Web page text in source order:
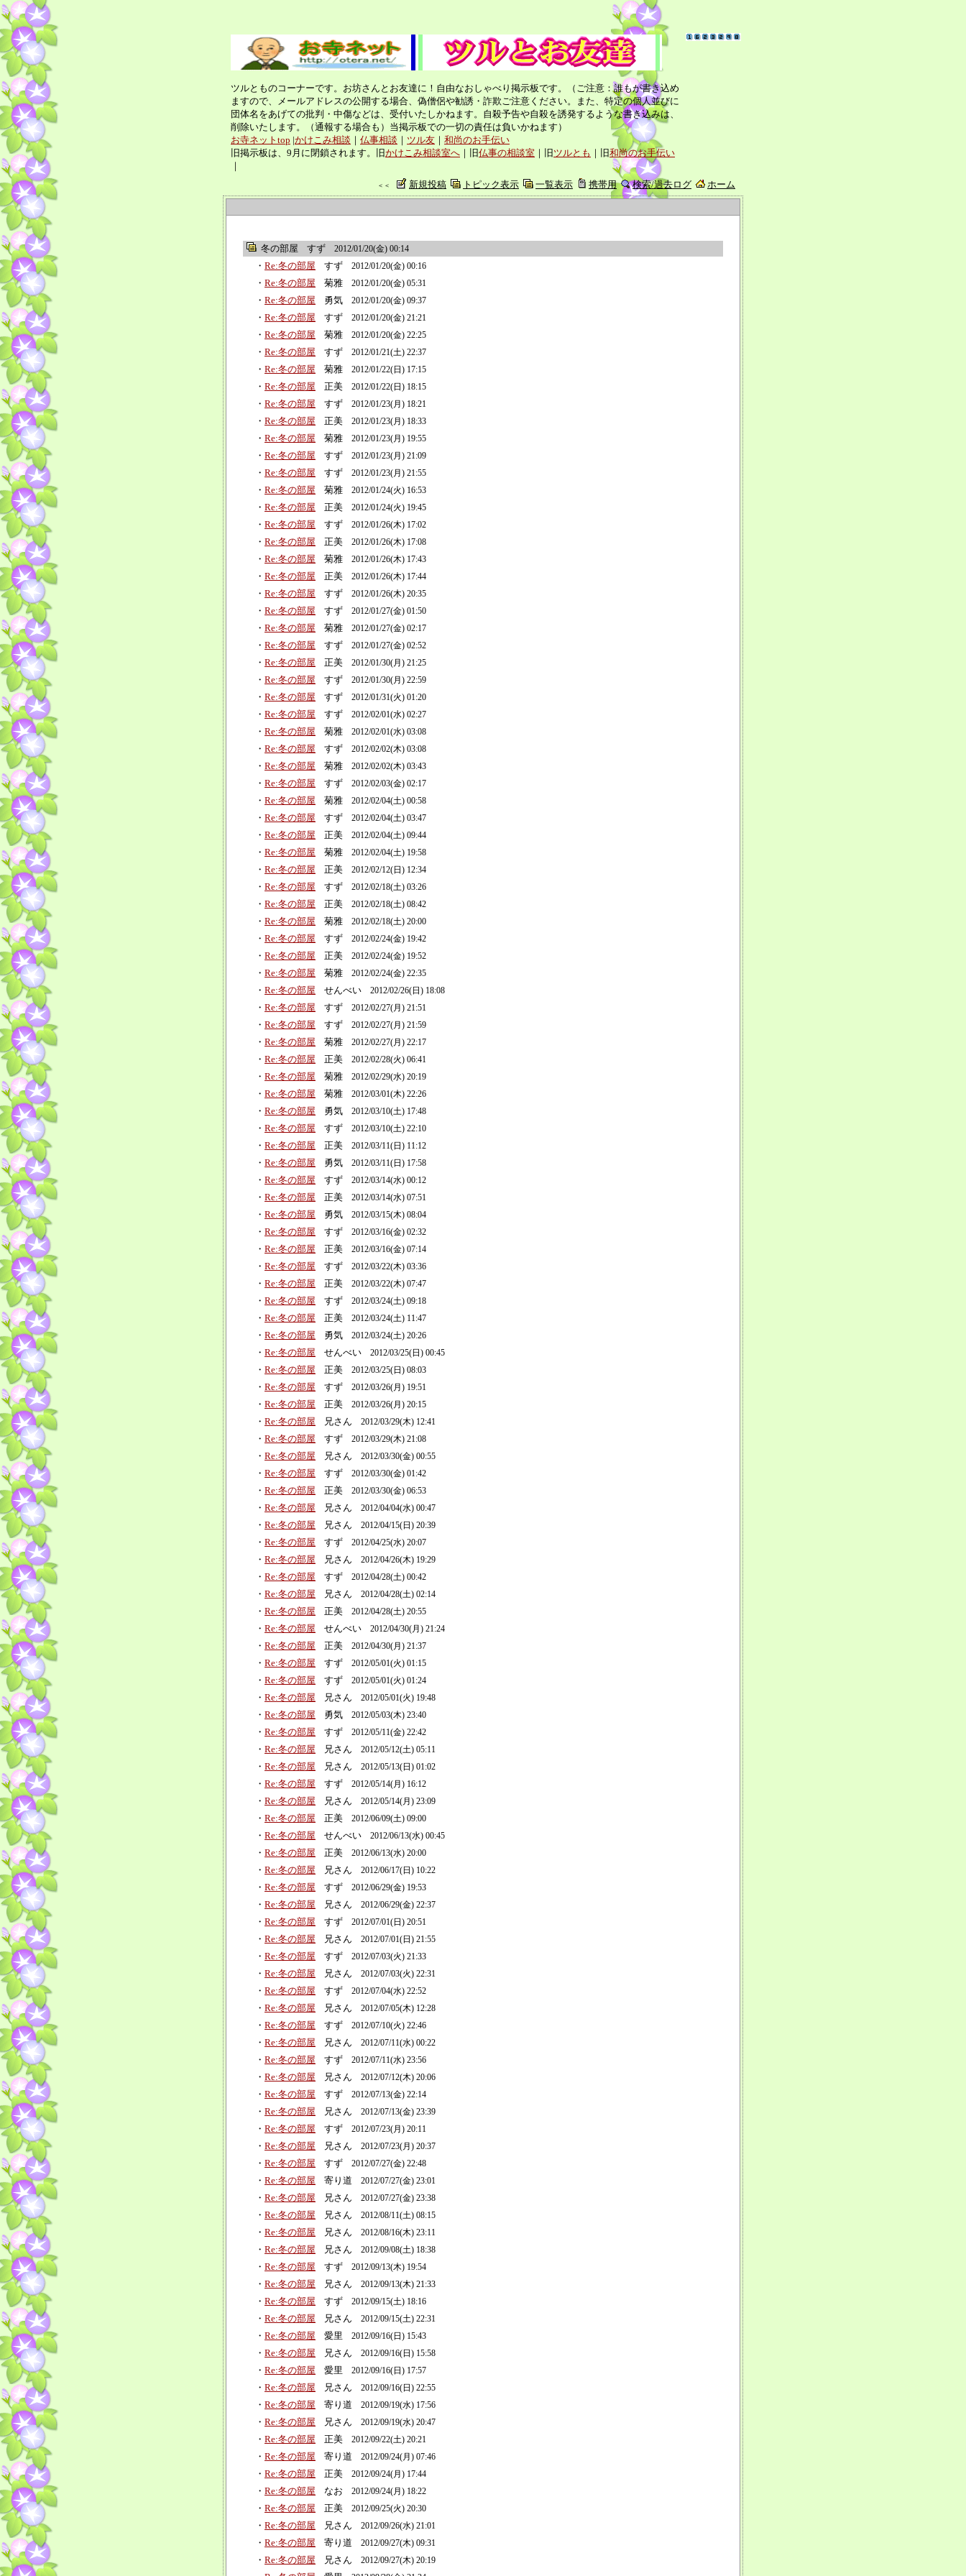
ツルとものコーナーです。お坊さんとお友達に！自由なおしゃべり掲示板です。（ご注意：誰もが書き込め
ますので、メールアドレスの公開する場合、偽僧侶や勧誘・詐欺ご注意ください。また、特定の個人並びに
団体名をあげての批判・中傷などは、受付いたしかねます。自殺予告や自殺を誘発するような書き込みは、
削除いたします。（通報する場合も）当掲示板での一切の責任は負いかねます）
お寺ネットtop |かけこみ相談 ｜ 仏事相談 ｜ ツル友 ｜ 和尚のお手伝い
旧掲示板は、9月に閉鎖されます。旧かけこみ相談室へ ｜旧仏事の相談室 ｜旧 ツルとも ｜旧和尚のお手伝い
｜
＜＜ 新規投稿 トピック表示 一覧表示 携帯用 検索/過去ログ ホーム
冬の部屋 すず 2012/01/20(金) 00:14
・ Re:冬の部屋 すず 2012/01/20(金) 00:16
・ Re:冬の部屋 菊雅 2012/01/20(金) 05:31
・ Re:冬の部屋 勇気 2012/01/20(金) 09:37
・ Re:冬の部屋 すず 2012/01/20(金) 21:21
・ Re:冬の部屋 菊雅 2012/01/20(金) 22:25
・ Re:冬の部屋 すず 2012/01/21(土) 22:37
・ Re:冬の部屋 菊雅 2012/01/22(日) 17:15
・ Re:冬の部屋 正美 2012/01/22(日) 18:15
・ Re:冬の部屋 すず 2012/01/23(月) 18:21
・ Re:冬の部屋 正美 2012/01/23(月) 18:33
・ Re:冬の部屋 菊雅 2012/01/23(月) 19:55
・ Re:冬の部屋 すず 2012/01/23(月) 21:09
・ Re:冬の部屋 すず 2012/01/23(月) 21:55
・ Re:冬の部屋 菊雅 2012/01/24(火) 16:53
・ Re:冬の部屋 正美 2012/01/24(火) 19:45
・ Re:冬の部屋 すず 2012/01/26(木) 17:02
・ Re:冬の部屋 正美 2012/01/26(木) 17:08
・ Re:冬の部屋 菊雅 2012/01/26(木) 17:43
・ Re:冬の部屋 正美 2012/01/26(木) 17:44
・ Re:冬の部屋 すず 2012/01/26(木) 20:35
・ Re:冬の部屋 すず 2012/01/27(金) 01:50
・ Re:冬の部屋 菊雅 2012/01/27(金) 02:17
・ Re:冬の部屋 すず 2012/01/27(金) 02:52
・ Re:冬の部屋 正美 2012/01/30(月) 21:25
・ Re:冬の部屋 すず 2012/01/30(月) 22:59
・ Re:冬の部屋 すず 2012/01/31(火) 01:20
・ Re:冬の部屋 すず 2012/02/01(水) 02:27
・ Re:冬の部屋 菊雅 2012/02/01(水) 03:08
・ Re:冬の部屋 すず 2012/02/02(木) 03:08
・ Re:冬の部屋 菊雅 2012/02/02(木) 03:43
・ Re:冬の部屋 すず 2012/02/03(金) 02:17
・ Re:冬の部屋 菊雅 2012/02/04(土) 00:58
・ Re:冬の部屋 すず 2012/02/04(土) 03:47
・ Re:冬の部屋 正美 2012/02/04(土) 09:44
・ Re:冬の部屋 菊雅 2012/02/04(土) 19:58
・ Re:冬の部屋 正美 2012/02/12(日) 12:34
・ Re:冬の部屋 すず 2012/02/18(土) 03:26
・ Re:冬の部屋 正美 2012/02/18(土) 08:42
・ Re:冬の部屋 菊雅 2012/02/18(土) 20:00
・ Re:冬の部屋 すず 2012/02/24(金) 19:42
・ Re:冬の部屋 正美 2012/02/24(金) 19:52
・ Re:冬の部屋 菊雅 2012/02/24(金) 22:35
・ Re:冬の部屋 せんべい 2012/02/26(日) 18:08
・ Re:冬の部屋 すず 2012/02/27(月) 21:51
・ Re:冬の部屋 すず 2012/02/27(月) 21:59
・ Re:冬の部屋 菊雅 2012/02/27(月) 22:17
・ Re:冬の部屋 正美 2012/02/28(火) 06:41
・ Re:冬の部屋 菊雅 2012/02/29(水) 20:19
・ Re:冬の部屋 菊雅 2012/03/01(木) 22:26
・ Re:冬の部屋 勇気 2012/03/10(土) 17:48
・ Re:冬の部屋 すず 2012/03/10(土) 22:10
・ Re:冬の部屋 正美 2012/03/11(日) 11:12
・ Re:冬の部屋 勇気 2012/03/11(日) 17:58
・ Re:冬の部屋 すず 2012/03/14(水) 00:12
・ Re:冬の部屋 正美 2012/03/14(水) 07:51
・ Re:冬の部屋 勇気 2012/03/15(木) 08:04
・ Re:冬の部屋 すず 2012/03/16(金) 02:32
・ Re:冬の部屋 正美 2012/03/16(金) 07:14
・ Re:冬の部屋 すず 2012/03/22(木) 03:36
・ Re:冬の部屋 正美 2012/03/22(木) 07:47
・ Re:冬の部屋 すず 2012/03/24(土) 09:18
・ Re:冬の部屋 正美 2012/03/24(土) 11:47
・ Re:冬の部屋 勇気 2012/03/24(土) 20:26
・ Re:冬の部屋 せんべい 2012/03/25(日) 00:45
・ Re:冬の部屋 正美 2012/03/25(日) 08:03
・ Re:冬の部屋 すず 2012/03/26(月) 19:51
・ Re:冬の部屋 正美 2012/03/26(月) 20:15
・ Re:冬の部屋 兄さん 2012/03/29(木) 12:41
・ Re:冬の部屋 すず 2012/03/29(木) 21:08
・ Re:冬の部屋 兄さん 2012/03/30(金) 00:55
・ Re:冬の部屋 すず 2012/03/30(金) 01:42
・ Re:冬の部屋 正美 2012/03/30(金) 06:53
・ Re:冬の部屋 兄さん 2012/04/04(水) 00:47
・ Re:冬の部屋 兄さん 2012/04/15(日) 20:39
・ Re:冬の部屋 すず 2012/04/25(水) 20:07
・ Re:冬の部屋 兄さん 2012/04/26(木) 19:29
・ Re:冬の部屋 すず 2012/04/28(土) 00:42
・ Re:冬の部屋 兄さん 2012/04/28(土) 02:14
・ Re:冬の部屋 正美 2012/04/28(土) 20:55
・ Re:冬の部屋 せんべい 2012/04/30(月) 21:24
・ Re:冬の部屋 正美 2012/04/30(月) 21:37
・ Re:冬の部屋 すず 2012/05/01(火) 01:15
・ Re:冬の部屋 すず 2012/05/01(火) 01:24
・ Re:冬の部屋 兄さん 2012/05/01(火) 19:48
・ Re:冬の部屋 勇気 2012/05/03(木) 23:40
・ Re:冬の部屋 すず 2012/05/11(金) 22:42
・ Re:冬の部屋 兄さん 2012/05/12(土) 05:11
・ Re:冬の部屋 兄さん 2012/05/13(日) 01:02
・ Re:冬の部屋 すず 2012/05/14(月) 16:12
・ Re:冬の部屋 兄さん 2012/05/14(月) 23:09
・ Re:冬の部屋 正美 2012/06/09(土) 09:00
・ Re:冬の部屋 せんべい 2012/06/13(水) 00:45
・ Re:冬の部屋 正美 2012/06/13(水) 20:00
・ Re:冬の部屋 兄さん 2012/06/17(日) 10:22
・ Re:冬の部屋 すず 2012/06/29(金) 19:53
・ Re:冬の部屋 兄さん 2012/06/29(金) 22:37
・ Re:冬の部屋 すず 2012/07/01(日) 20:51
・ Re:冬の部屋 兄さん 2012/07/01(日) 21:55
・ Re:冬の部屋 すず 2012/07/03(火) 21:33
・ Re:冬の部屋 兄さん 2012/07/03(火) 22:31
・ Re:冬の部屋 すず 2012/07/04(水) 22:52
・ Re:冬の部屋 兄さん 2012/07/05(木) 12:28
・ Re:冬の部屋 すず 2012/07/10(火) 22:46
・ Re:冬の部屋 兄さん 2012/07/11(水) 00:22
・ Re:冬の部屋 すず 2012/07/11(水) 23:56
・ Re:冬の部屋 兄さん 2012/07/12(木) 20:06
・ Re:冬の部屋 すず 2012/07/13(金) 22:14
・ Re:冬の部屋 兄さん 2012/07/13(金) 23:39
・ Re:冬の部屋 すず 2012/07/23(月) 20:11
・ Re:冬の部屋 兄さん 2012/07/23(月) 20:37
・ Re:冬の部屋 すず 2012/07/27(金) 22:48
・ Re:冬の部屋 寄り道 2012/07/27(金) 23:01
・ Re:冬の部屋 兄さん 2012/07/27(金) 23:38
・ Re:冬の部屋 兄さん 2012/08/11(土) 08:15
・ Re:冬の部屋 兄さん 2012/08/16(木) 23:11
・ Re:冬の部屋 兄さん 2012/09/08(土) 18:38
・ Re:冬の部屋 すず 2012/09/13(木) 19:54
・ Re:冬の部屋 兄さん 2012/09/13(木) 21:33
・ Re:冬の部屋 すず 2012/09/15(土) 18:16
・ Re:冬の部屋 兄さん 2012/09/15(土) 22:31
・ Re:冬の部屋 愛里 2012/09/16(日) 15:43
・ Re:冬の部屋 兄さん 2012/09/16(日) 15:58
・ Re:冬の部屋 愛里 2012/09/16(日) 17:57
・ Re:冬の部屋 兄さん 2012/09/16(日) 22:55
・ Re:冬の部屋 寄り道 2012/09/19(水) 17:56
・ Re:冬の部屋 兄さん 2012/09/19(水) 20:47
・ Re:冬の部屋 正美 2012/09/22(土) 20:21
・ Re:冬の部屋 寄り道 2012/09/24(月) 07:46
・ Re:冬の部屋 正美 2012/09/24(月) 17:44
・ Re:冬の部屋 なお 2012/09/24(月) 18:22
・ Re:冬の部屋 正美 2012/09/25(火) 20:30
・ Re:冬の部屋 兄さん 2012/09/26(水) 21:01
・ Re:冬の部屋 寄り道 2012/09/27(木) 09:31
・ Re:冬の部屋 兄さん 2012/09/27(木) 20:19